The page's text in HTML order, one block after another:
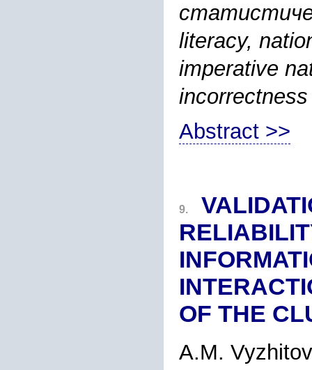
literacy,
imperative
Abstract >>
9.
OF THE
A.M.